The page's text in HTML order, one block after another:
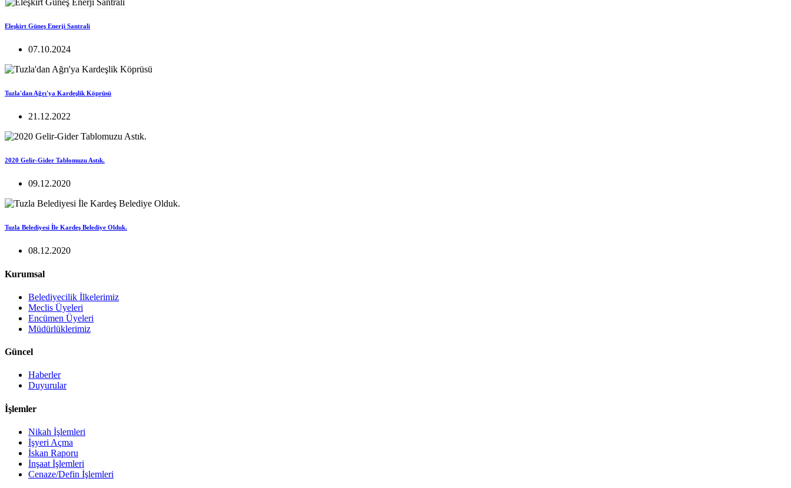
Eleşkirt Güneş Enerji Santrali
07.10.2024
Tuzla'dan Ağrı'ya Kardeşlik Köprüsü
21.12.2022
2020 Gelir-Gider Tablomuzu Astık.
09.12.2020
Tuzla Belediyesi İle Kardeş Belediye Olduk.
08.12.2020
Kurumsal
Belediyecilik İlkelerimiz
Meclis Üyeleri
Encümen Üyeleri
Müdürlüklerimiz
Güncel
Haberler
Duyurular
İşlemler
Nikah İşlemleri
İşyeri Açma
İskan Raporu
İnşaat İşlemleri
Cenaze/Defin İşlemleri